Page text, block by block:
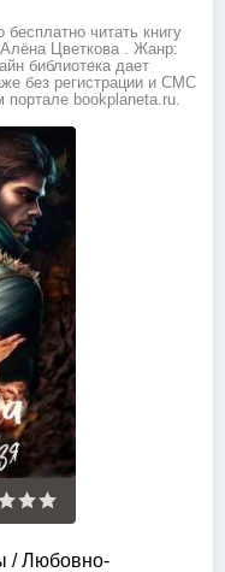
читать книгу
Цветкова . Жанр:
библиотека дает
без регистрации и СМС
портале bookplaneta.ru.
/Любовно-